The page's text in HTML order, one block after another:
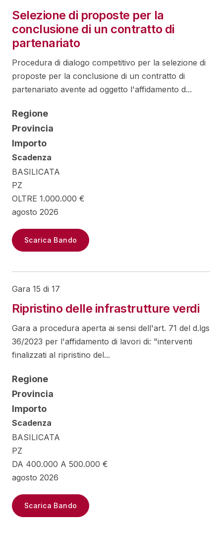
Selezione di proposte per la
conclusione di un contratto di
partenariato
Procedura di dialogo competitivo per la selezione di
proposte per la conclusione di un contratto di
partenariato avente ad oggetto l'affidamento d...
Regione
Provincia
Importo
Scadenza
BASILICATA
PZ
OLTRE 1.000.000 €
agosto 2026
Scarica Bando
Gara 15 di 17
Ripristino delle infrastrutture verdi
Gara a procedura aperta ai sensi dell'art. 71 del d.lgs
36/2023 per l'affidamento di lavori di: "interventi
finalizzati al ripristino del...
Regione
Provincia
Importo
Scadenza
BASILICATA
PZ
DA 400.000 A 500.000 €
agosto 2026
Scarica Bando